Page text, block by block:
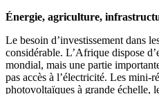
Énergie, agriculture,
Le besoin d’investissement dans
considérable. L’Afrique dispose
mondial, mais une partie
pas accès à l’électricité. Les mini-
photovoltaïques à grande échelle,